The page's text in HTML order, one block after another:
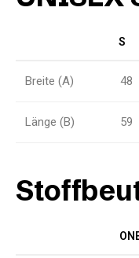
S
Breite (A) 48
Länge (B) 59